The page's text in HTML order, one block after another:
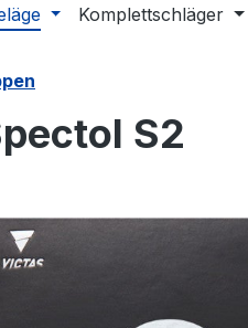
Komplettschläger
S2